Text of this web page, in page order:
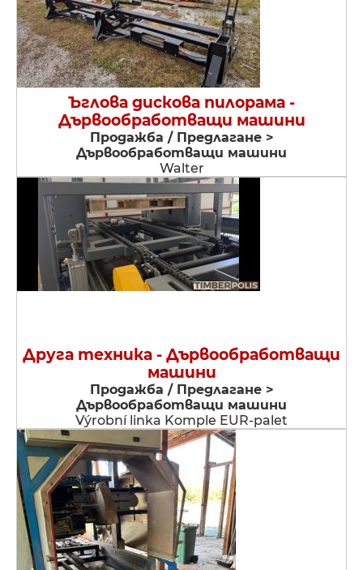
Ъглова дискова пилорама -
Дървообработващи машини
Продажба / Предлагане >
Дървообработващи машини
Walter
Друга техника - Дървообработващи
машини
Продажба / Предлагане >
Дървообработващи машини
Výrobní linka Komple EUR-palet